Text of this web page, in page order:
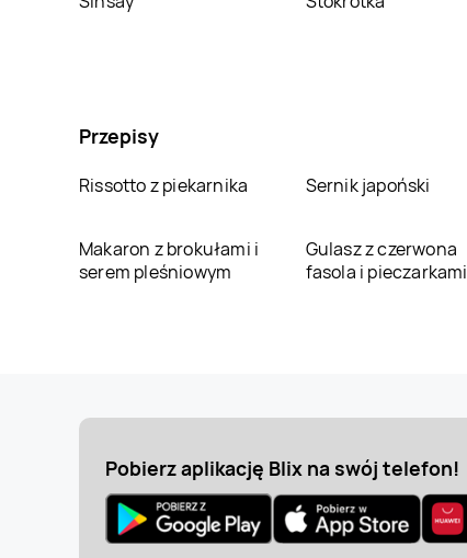
Przepisy
Rissotto z piekarnika Sernik japoński
Makaron z brokułami i
serem pleśniowym
Gulasz z czerwona
fasola i pieczarkami
Pobierz aplikację Blix na swój telefon!